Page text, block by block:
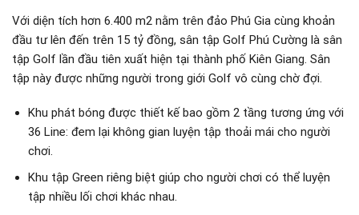
Với diện tích hơn 6.400 m2 nằm trên đảo Phú Gia cùng khoản
đầu tư lên đến trên 15 tỷ đồng, sân tập Golf Phú Cường là sân
tập Golf lần đầu tiên xuất hiện tại thành phố Kiên Giang. Sân
tập này được những người trong giới Golf vô cùng chờ đợi.
Khu phát bóng được thiết kế bao gồm 2 tầng tương ứng với
36 Line: đem lại không gian luyện tập thoải mái cho người
chơi.
Khu tập Green riêng biệt giúp cho người chơi có thể luyện
tập nhiều lối chơi khác nhau.